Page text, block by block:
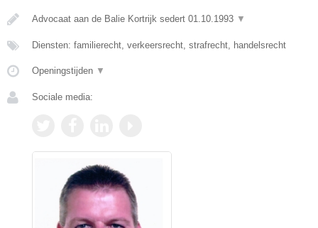
Advocaat aan de Balie Kortrijk sedert 01.10.1993 ▼
Diensten: familierecht, verkeersrecht, strafrecht, handelsrecht
Openingstijden ▼
Sociale media: